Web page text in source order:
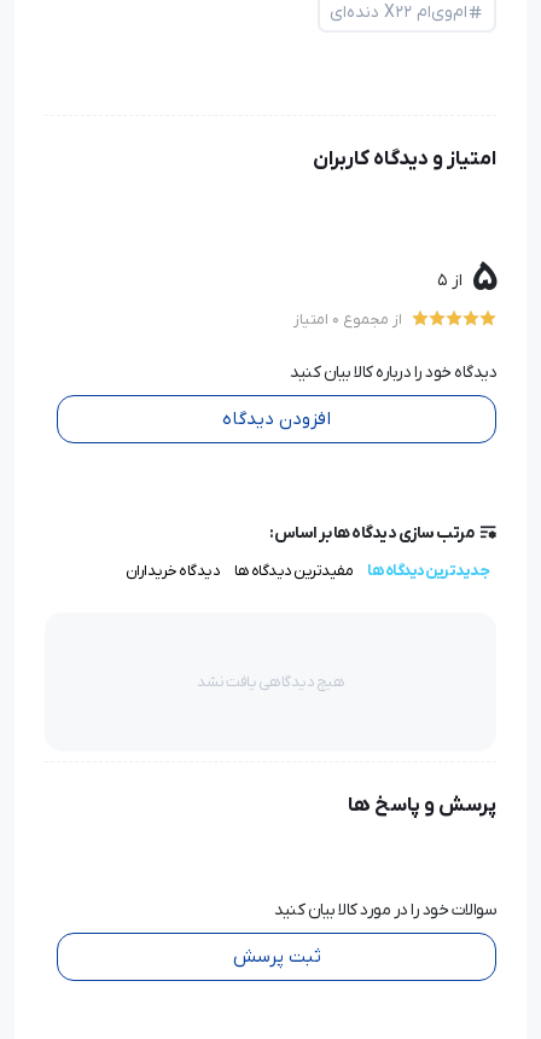
ام‌وی‌ام X22 دنده‌ای
امتیاز و دیدگاه کاربران
5 از 5
از مجموع 0 امتیاز
دیدگاه خود را درباره کالا بیان کنید
افزودن دیدگاه
مرتب سازی دیدگاه ها بر اساس:
جدیدترین دیدگاه ها مفیدترین دیدگاه ها دیدگاه خریداران
هیچ دیدگاهی یافت نشد
پرسش و پاسخ ها
سوالات خود را در مورد کالا بیان کنید
ثبت پرسش